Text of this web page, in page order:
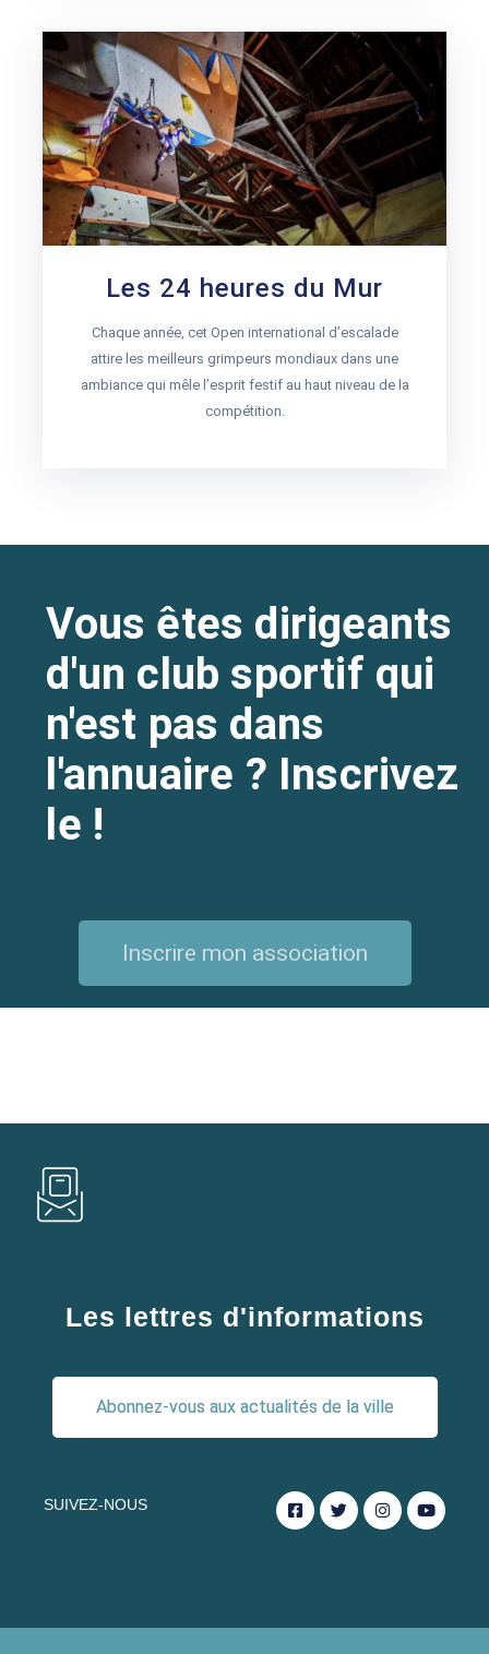
Les 24 heures du Mur
Chaque année, cet Open international d’escalade
attire les meilleurs grimpeurs mondiaux dans une
ambiance qui mêle l’esprit festif au haut niveau de la
compétition.
Vous êtes dirigeants
d'un club sportif qui
n'est pas dans
l'annuaire ? Inscrivez
le !
Inscrire mon association
Les lettres d'informations
Abonnez-vous aux actualités de la ville
SUIVEZ-NOUS